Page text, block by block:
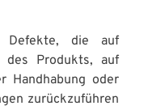
die auf
des Produkts, auf
Handhabung oder
zurückzuführen